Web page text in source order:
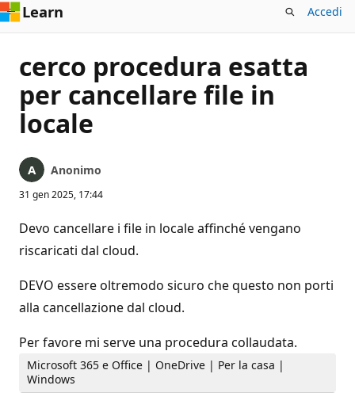
Learn Accedi
cerco procedura esatta
per cancellare file in
locale
Anonimo
31 gen 2025, 17:44
Devo cancellare i file in locale affinché vengano
riscaricati dal cloud.
DEVO essere oltremodo sicuro che questo non porti
alla cancellazione dal cloud.
Per favore mi serve una procedura collaudata.
Microsoft 365 e Office | OneDrive | Per la casa |
Windows